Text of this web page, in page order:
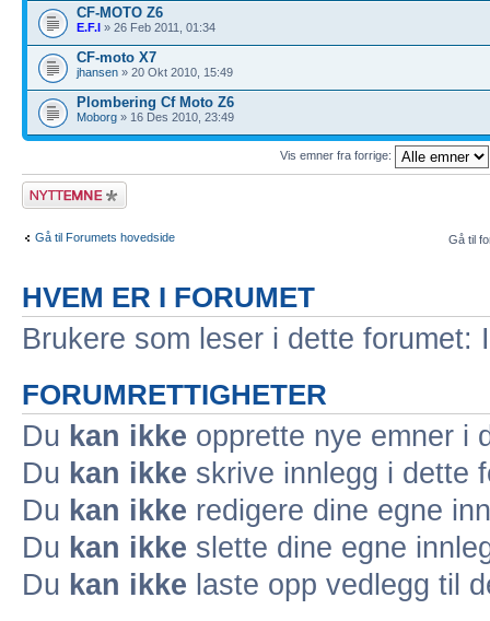
CF-MOTO Z6
E.F.I » 26 Feb 2011, 01:34
CF-moto X7
jhansen » 20 Okt 2010, 15:49
Plombering Cf Moto Z6
Moborg » 16 Des 2010, 23:49
Vis emner fra forrige:
Legg inn et nytt
emne
Gå til Forumets hovedside Gå til
HVEM ER I FORUMET
Brukere som leser i dette
FORUMRETTIGHETER
Du kan ikke opprette nye emner i
Du kan ikke skrive innlegg i dette
Du kan ikke redigere dine egne
Du kan ikke slette dine egne
Du kan ikke laste opp vedlegg til